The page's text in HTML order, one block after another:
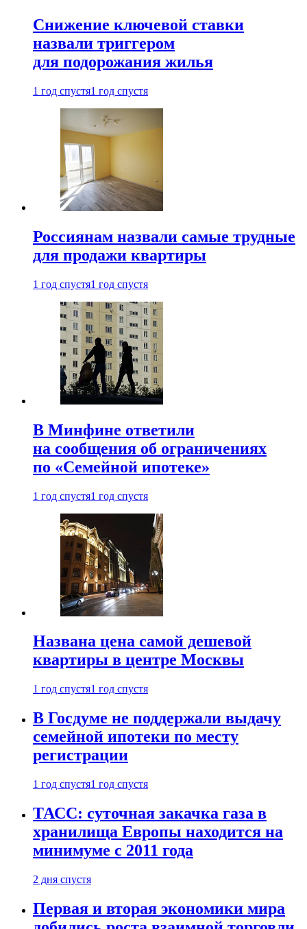
Снижение ключевой ставки
назвали триггером
для подорожания жилья
1 год спустя1 год спустя
Россиянам назвали самые трудные
для продажи квартиры
1 год спустя1 год спустя
В Минфине ответили
на сообщения об ограничениях
по «Семейной ипотеке»
1 год спустя1 год спустя
Названа цена самой дешевой
квартиры в центре Москвы
1 год спустя1 год спустя
В Госдуме не поддержали выдачу
семейной ипотеки по месту
регистрации
1 год спустя1 год спустя
ТАСС: суточная закачка газа в
хранилища Европы находится на
минимуме с 2011 года
2 дня спустя
Первая и вторая экономики мира